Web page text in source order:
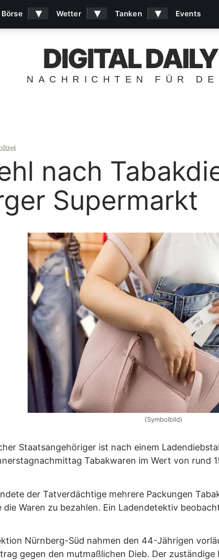
DIGITAL
NACHRICHTEN FÜR
nach
Supermarkt
(Symbolbild)
Staatsangehöriger ist nach einem
Tabakwaren im Wert von rund
der Tatverdächtige mehrere Packungen
die Waren zu bezahlen. Ein Ladendetektiv
Nürnberg-Süd nahmen den 44-Jährigen
gegen den mutmaßlichen Dieb. Der
Börse ▾ Wetter ▾ Tanken ▾ Events